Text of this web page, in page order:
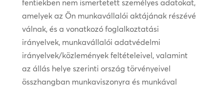
fentiekben nem ismertetett személyes adatokat,
amelyek az Ön munkavállalói aktájának részévé
válnak, és a vonatkozó foglalkoztatási
irányelvek, munkavállalói adatvédelmi
irányelvek/közlemények feltételeivel, valamint
az állás helye szerinti ország törvényeivel
összhangban munkaviszonyra és munkával